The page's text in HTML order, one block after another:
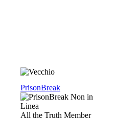
PrisonBreak
All the Truth Member